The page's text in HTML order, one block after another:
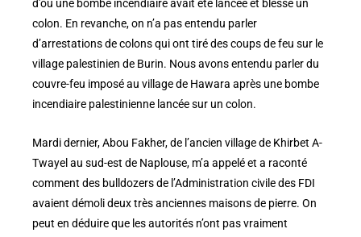
d’où une bombe incendiaire avait été lancée et blessé un
colon. En revanche, on n’a pas entendu parler
d’arrestations de colons qui ont tiré des coups de feu sur le
village palestinien de Burin. Nous avons entendu parler du
couvre-feu imposé au village de Hawara après une bombe
incendiaire palestinienne lancée sur un colon.
Mardi dernier, Abou Fakher, de l’ancien village de Khirbet A-
Twayel au sud-est de Naplouse, m’a appelé et a raconté
comment des bulldozers de l’Administration civile des FDI
avaient démoli deux très anciennes maisons de pierre. On
peut en déduire que les autorités n’ont pas vraiment